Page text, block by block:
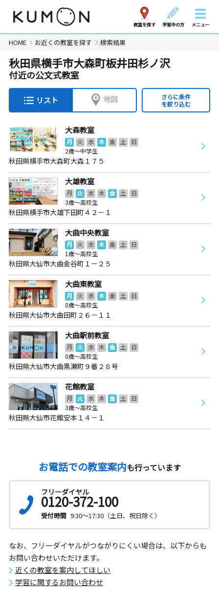
教室を探す 学習中の方 メニュー
HOME お近くの教室を探す 検索結果
秋田県横手市大森町板井田杉ノ沢
付近の公文式教室
リスト 地図
さらに条件
を絞り込む
大森教室
月 火 水 木 金 土
日
2歳～中学生
秋田県横手市大森町大森１７５
大雄教室
月 火 水 木 金 土
日
3歳～高校生
秋田県横手市大雄下田町４２－１
大曲中央教室
月 火 水 木 金 土
日
1歳～高校生
秋田県大仙市大曲金谷町１－２５
大曲東教室
月 火 水 木 金 土
日
0歳～高校生
秋田県大仙市大曲田町２６－１１
大曲駅前教室
月 火 水 木 金 土
日
0歳～高校生
秋田県大仙市大曲黒瀬町９番２８号
花館教室
月 火 水 木 金 土
日
3歳～高校生
秋田県大仙市花館安本１４－１
お電話での教室案内も行っています
フリーダイヤル
0120-372-100
受付時間 9:30～17:30（土日、祝日除く）
なお、フリーダイヤルがつながりにくい場合は、以下からも
お問い合わせいただけます。
近くの教室を案内してほしい
学習に関するお問い合わせ